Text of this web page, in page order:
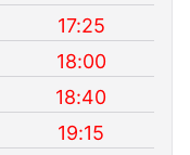
17:25
18:00
18:40
19:15